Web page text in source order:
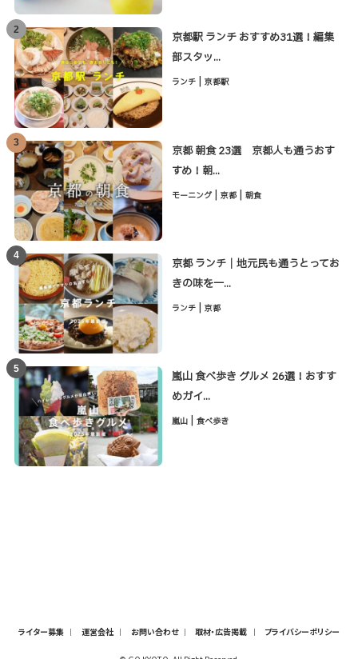
2
京都駅 ランチ おすすめ31選！編集
部スタッ...
ランチ | 京都駅
3
京都 朝食 23選 京都人も通うおす
すめ！朝...
モーニング | 京都 | 朝食
4
京都 ランチ｜地元民も通うとってお
きの味を一...
ランチ | 京都
5
嵐山 食べ歩き グルメ 26選！おすす
めガイ...
嵐山 | 食べ歩き
ライター募集 運営会社 お問い合わせ 取材・広告掲載 プライバシーポリシー